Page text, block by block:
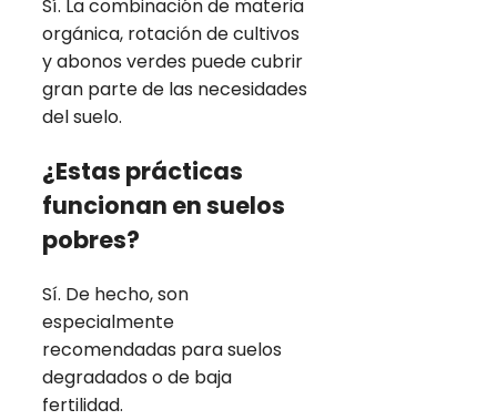
Sí. La combinación de materia
orgánica, rotación de cultivos
y abonos verdes puede cubrir
gran parte de las necesidades
del suelo.
¿Estas prácticas
funcionan en suelos
pobres?
Sí. De hecho, son
especialmente
recomendadas para suelos
degradados o de baja
fertilidad.